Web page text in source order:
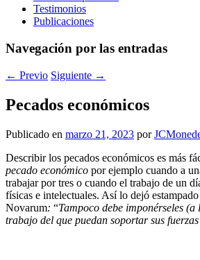
Testimonios
Publicaciones
Navegación por las entradas
← Previo Siguiente →
Pecados económicos
Publicado en marzo 21, 2023 por
Describir los pecados económicos es más
pecado económico por ejemplo cuando a
trabajar por tres o cuando el trabajo de un
físicas e intelectuales. Así lo dejó
Novarum: “Tampoco debe imponérseles (a
trabajo del que puedan soportar sus